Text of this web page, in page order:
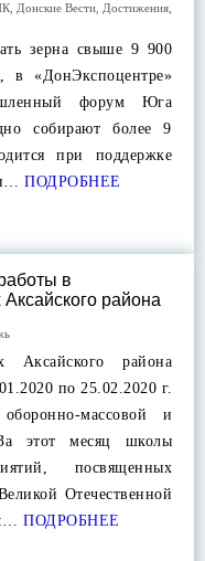
, Донские Вести, Достижения
зерна свыше 9 900
«ДонЭкспоцентре»
форум Юга
собирают более 9
при поддержке
ПОДРОБНЕЕ
в
района
Аксайского района
по 25.02.2020 г.
массовой и
За этот месяц школы
посвященных
Отечественной
ПОДРОБНЕЕ